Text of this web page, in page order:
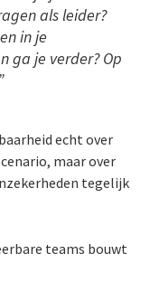
als leider?
in je
ga je verder? Op
echt over
maar over
tegelijk
teams bouwt